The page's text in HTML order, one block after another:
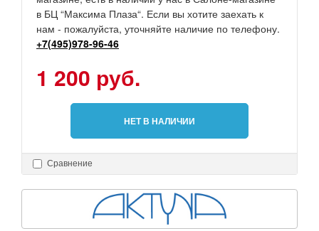
в БЦ “Максима Плаза“. Если вы хотите заехать к
нам - пожалуйста, уточняйте наличие по телефону.
+7(495)978-96-46
1 200 руб.
НЕТ В НАЛИЧИИ
Сравнение